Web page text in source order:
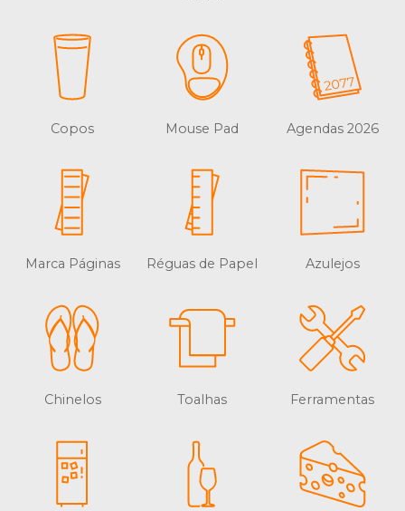
Copos Mouse Pad Agendas 2026
Marca Páginas Réguas de Papel Azulejos
Chinelos Toalhas Ferramentas